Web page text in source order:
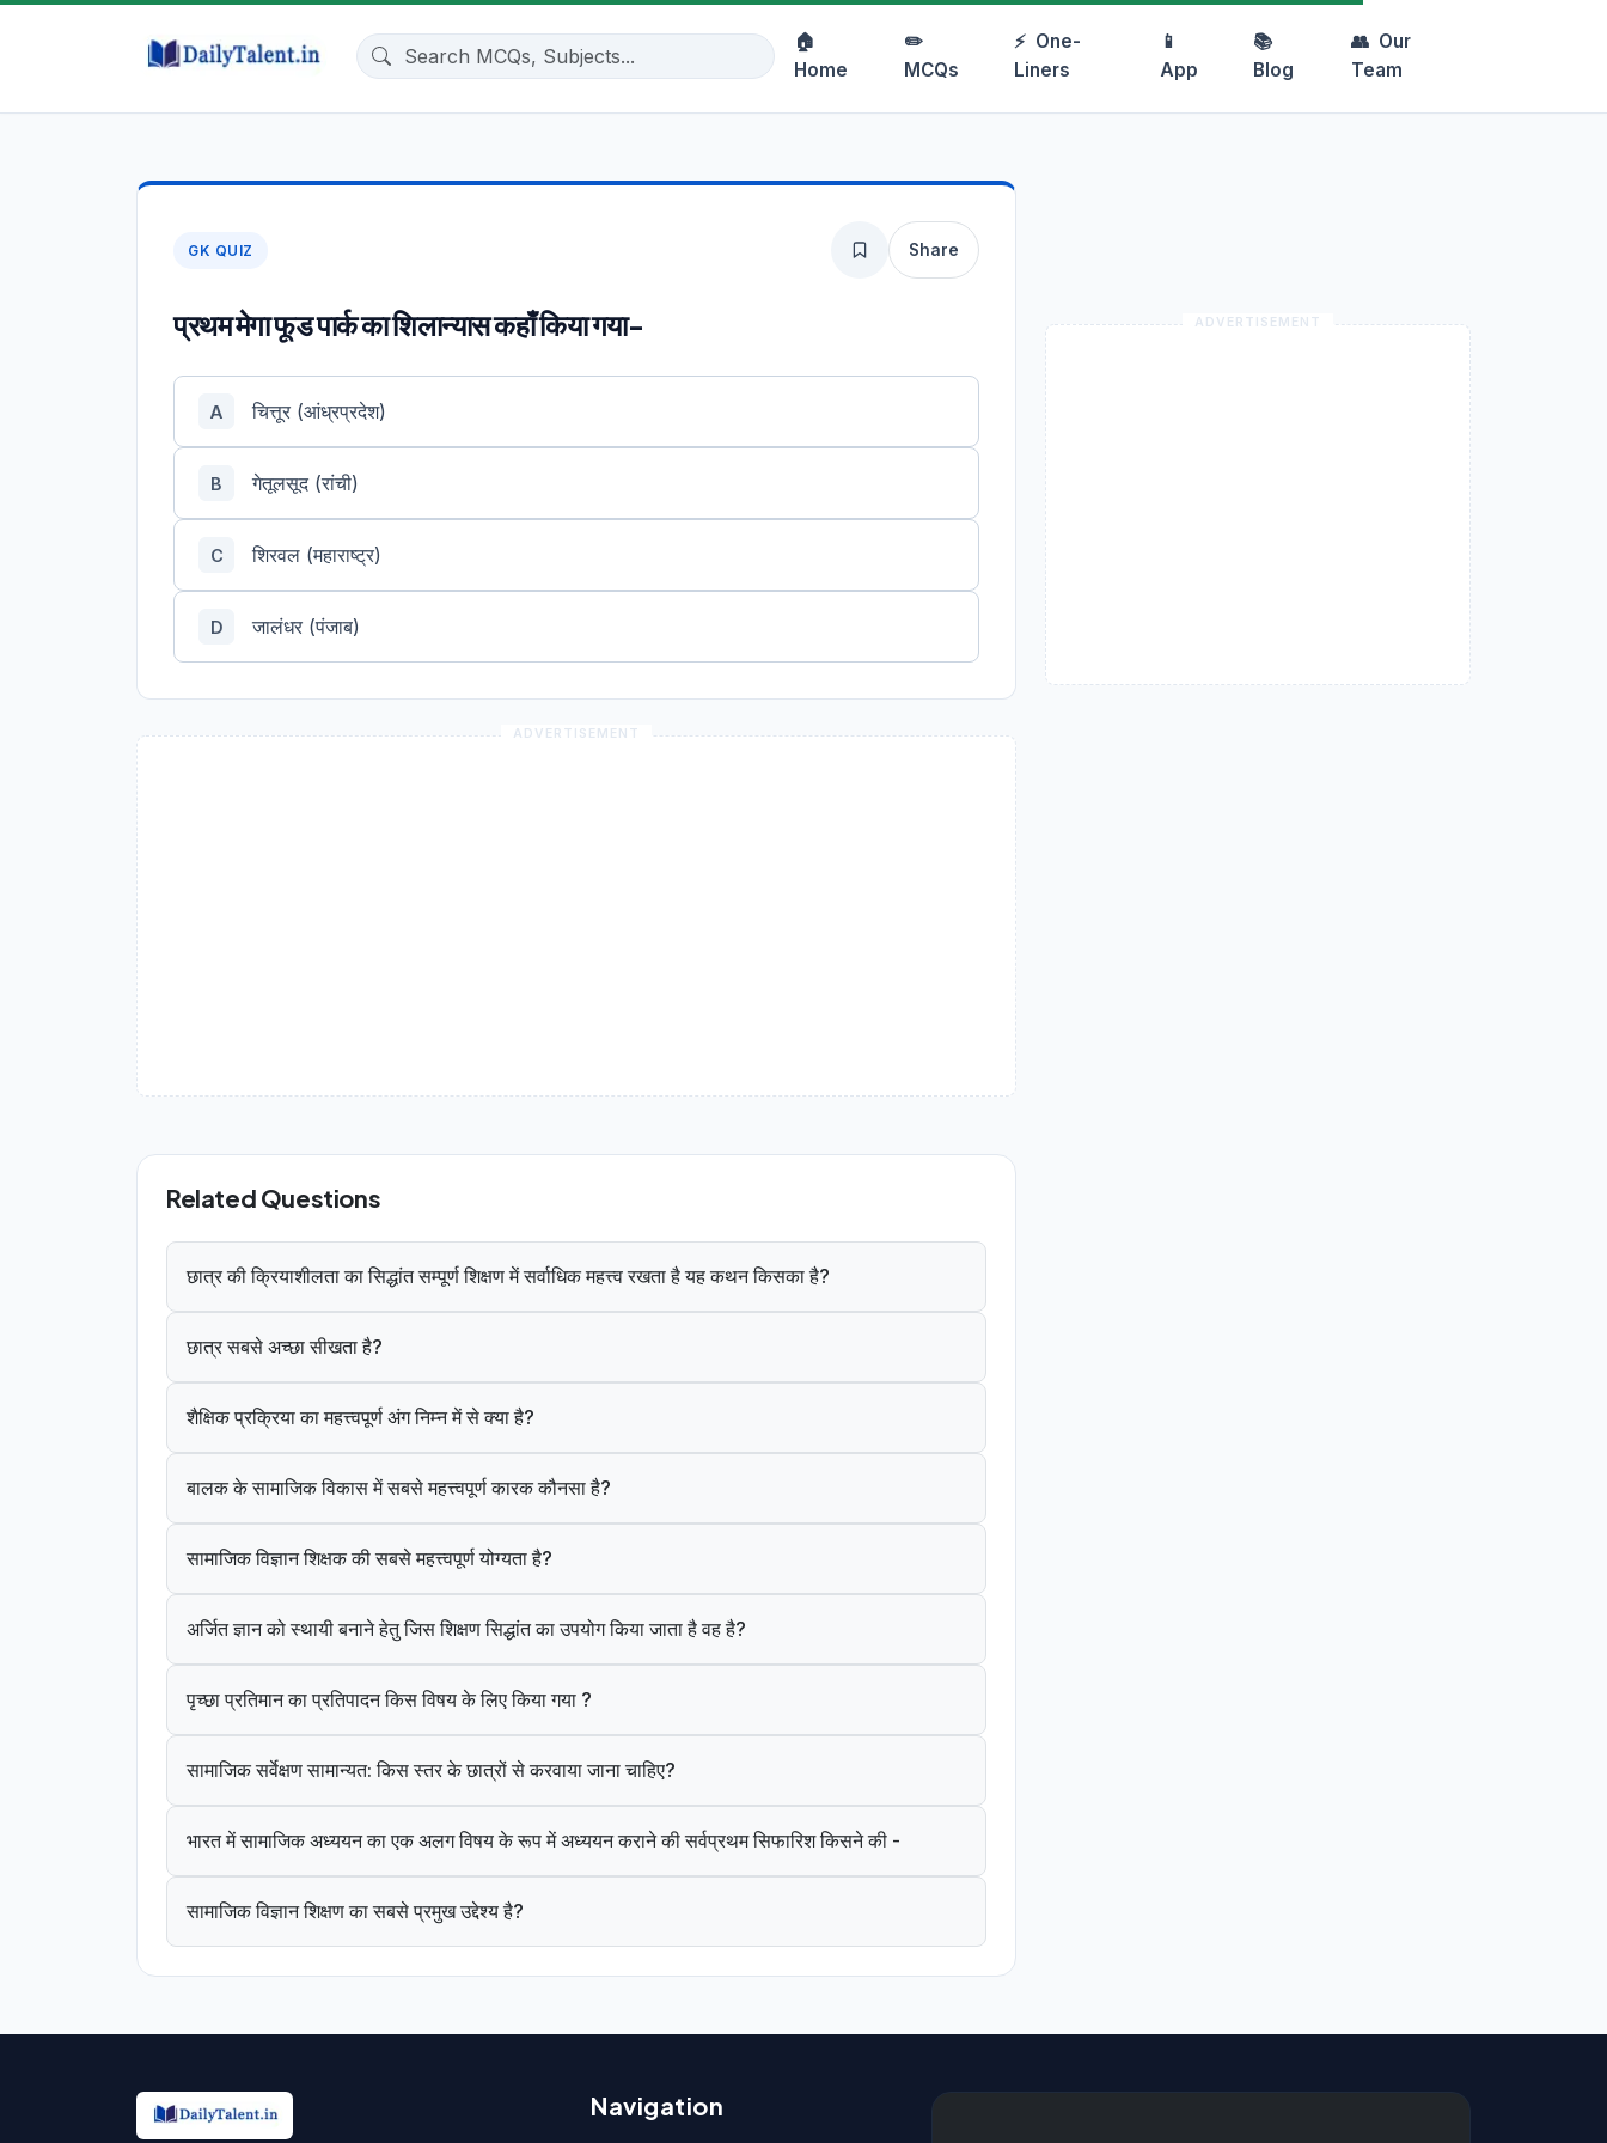
🏠
Home
✏️
MCQs
⚡ One-
Liners
📱
App
📚
Blog
👥 Our
Team
GK QUIZ Share
प्रथम मेगा फूड पार्क का शिलान्यास कहाँ किया गया-
A चित्तूर (आंध्रप्रदेश)
B गेतूलसूद (रांची)
C शिरवल (महाराष्ट्र)
D जालंधर (पंजाब)
Related Questions
छात्र की क्रियाशीलता का सिद्धांत सम्पूर्ण शिक्षण में सर्वाधिक महत्त्व रखता है यह कथन किसका है?
छात्र सबसे अच्छा सीखता है?
शैक्षिक प्रक्रिया का महत्त्वपूर्ण अंग निम्न में से क्या है?
बालक के सामाजिक विकास में सबसे महत्त्वपूर्ण कारक कौनसा है?
सामाजिक विज्ञान शिक्षक की सबसे महत्त्वपूर्ण योग्यता है?
अर्जित ज्ञान को स्थायी बनाने हेतु जिस शिक्षण सिद्धांत का उपयोग किया जाता है वह है?
पृच्छा प्रतिमान का प्रतिपादन किस विषय के लिए किया गया ?
सामाजिक सर्वेक्षण सामान्यत: किस स्तर के छात्रों से करवाया जाना चाहिए?
भारत में सामाजिक अध्ययन का एक अलग विषय के रूप में अध्ययन कराने की सर्वप्रथम सिफारिश किसने की -
सामाजिक विज्ञान शिक्षण का सबसे प्रमुख उद्देश्य है?
Navigation